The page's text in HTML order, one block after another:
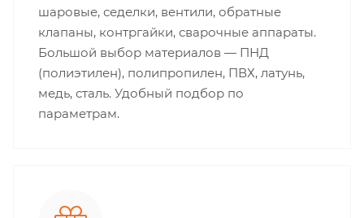
шаровые, седелки, вентили, обратные
клапаны, контргайки, сварочные аппараты.
Большой выбор материалов — ПНД
(полиэтилен), полипропилен, ПВХ, латунь,
медь, сталь. Удобный подбор по
параметрам.